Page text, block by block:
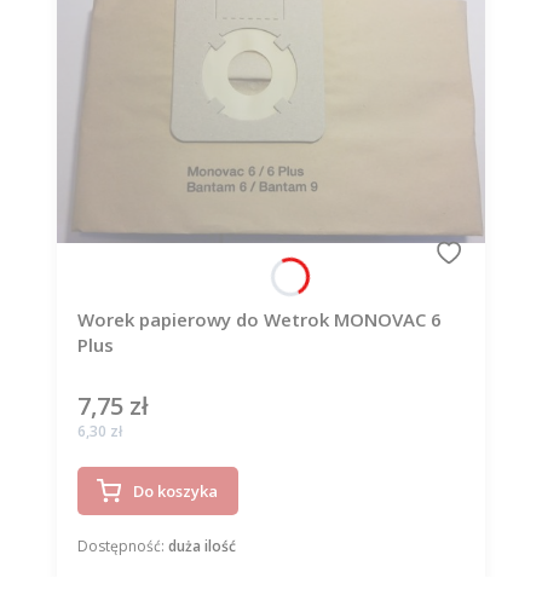
Worek papierowy do Wetrok MONOVAC 6
Plus
Cena
7,75 zł
Cena
6,30 zł
Do koszyka
Dostępność: duża ilość